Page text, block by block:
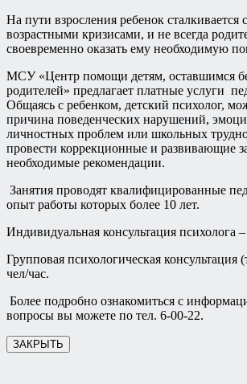
На пути взросления ребенок
возрастными кризисами, и не всегда
своевременно оказать ему необходимую
МСУ «Центр помощи детям, оставшимся
родителей» предлагает платные услуги
Общаясь с ребенком, детский психолог,
причина поведенческих нарушений,
личностных проблем или школьных
провести коррекционные и развивающие
необходимые рекомендации.
Занятия проводят квалифицированные
опыт работы которых более 10 лет.
Индивидуальная консультация психолога
Групповая психологическая консультация
чел/час.
Более подробно ознакомиться с
вопросы вы можете по тел. 6-00-22.
ЗАКРЫТЬ